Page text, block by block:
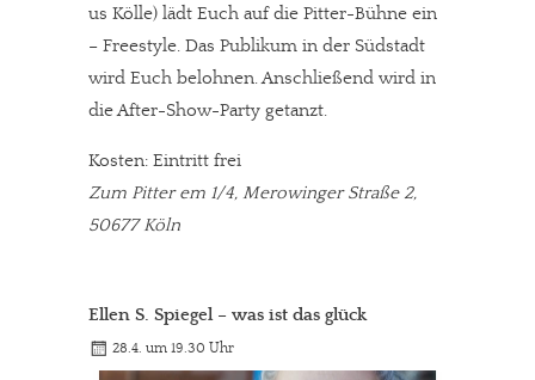
us Kölle) lädt Euch auf die Pitter-Bühne ein
– Freestyle. Das Publikum in der Südstadt
wird Euch belohnen. Anschließend wird in
die After-Show-Party getanzt.
Kosten: Eintritt frei
Zum Pitter em 1/4, Merowinger Straße 2,
50677 Köln
Ellen S. Spiegel – was ist das glück
28.4. um 19.30 Uhr